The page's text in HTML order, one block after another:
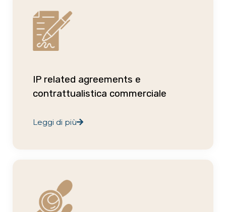
IP related agreements e
contrattualistica commerciale
Leggi di più